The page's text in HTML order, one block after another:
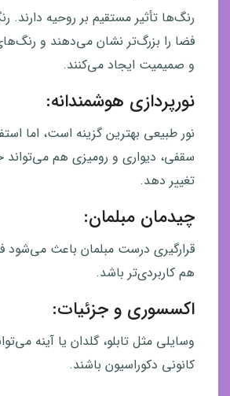
رنگ‌ها تأثیر مستقیم بر روحیه
فضا را بزرگ‌تر نشان می‌دهند و
و صمیمیت ایجاد می‌کنند.
نورپردازی هوشمندانه:
نور طبیعی بهترین گزینه است، اما
سقفی، دیواری و رومیزی هم می‌تواند
تغییر دهد.
چیدمان مبلمان:
قرارگیری درست مبلمان باعث می‌شود
هم کاربردی‌تر باشد.
اکسسوری و جزئیات:
وسایلی مثل تابلو، گلدان یا آینه
کانونی دکوراسیون باشند.